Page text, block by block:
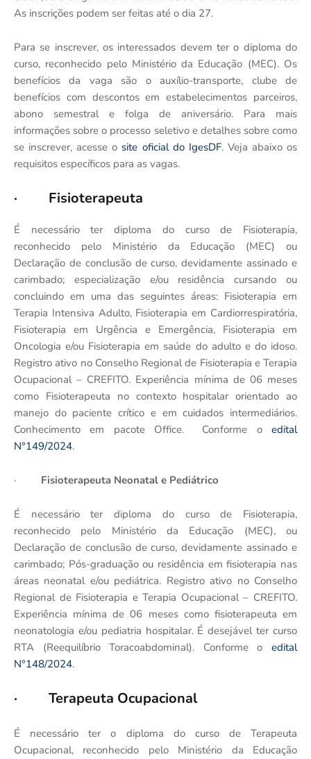
As inscrições podem ser feitas até o dia 27.
Para se inscrever, os interessados devem ter o diploma do
curso, reconhecido pelo Ministério da Educação (MEC). Os
benefícios da vaga são o auxílio-transporte, clube de
benefícios com descontos em estabelecimentos parceiros,
abono semestral e folga de aniversário. Para mais
informações sobre o processo seletivo e detalhes sobre como
se inscrever, acesse osite oficial do IgesDF. Veja abaixo os
requisitos específicos para as vagas.
· Fisioterapeuta
É necessário ter diploma do curso de Fisioterapia,
reconhecido pelo Ministério da Educação (MEC) ou
Declaração de conclusão de curso, devidamente assinado e
carimbado; especialização e/ou residência cursando ou
concluindo em uma das seguintes áreas: Fisioterapia em
Terapia Intensiva Adulto, Fisioterapia em Cardiorrespiratória,
Fisioterapia em Urgência e Emergência, Fisioterapia em
Oncologia e/ou Fisioterapia em saúde do adulto e do idoso.
Registro ativo no Conselho Regional de Fisioterapia e Terapia
Ocupacional – CREFITO. Experiência mínima de 06 meses
como Fisioterapeuta no contexto hospitalar orientado ao
manejo do paciente crítico e em cuidados intermediários.
Conhecimento em pacote Office. Conforme o edital
N°149/2024.
· Fisioterapeuta Neonatal e Pediátrico
É necessário ter diploma do curso de Fisioterapia,
reconhecido pelo Ministério da Educação (MEC), ou
Declaração de conclusão de curso, devidamente assinado e
carimbado; Pós-graduação ou residência em fisioterapia nas
áreas neonatal e/ou pediátrica. Registro ativo no Conselho
Regional de Fisioterapia e Terapia Ocupacional – CREFITO.
Experiência mínima de 06 meses como fisioterapeuta em
neonatologia e/ou pediatria hospitalar. É desejável ter curso
RTA (Reequilíbrio Toracoabdominal). Conforme o edital
N°148/2024.
· Terapeuta Ocupacional
É necessário ter o diploma do curso de Terapeuta
Ocupacional, reconhecido pelo Ministério da Educação